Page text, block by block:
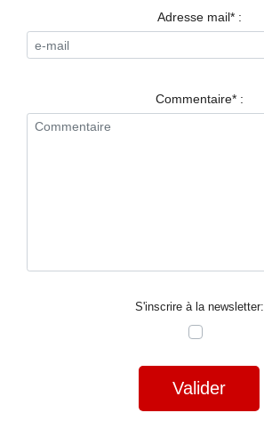
RESTAURANTS
NUIT
Adresse mail* :
Commentaire* :
S'inscrire à la newsletter:
Valider